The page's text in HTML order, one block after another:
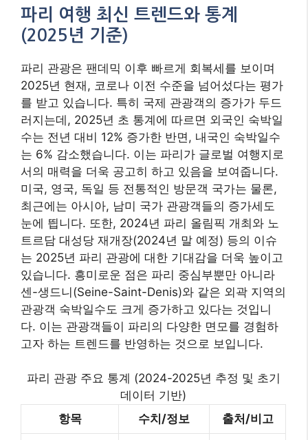
파리 여행 최신 트렌드와 통계
(2025년 기준)
파리 관광은 팬데믹 이후 빠르게 회복세를 보이며
2025년 현재, 코로나 이전 수준을 넘어섰다는 평가
를 받고 있습니다. 특히 국제 관광객의 증가가 두드
러지는데, 2025년 초 통계에 따르면 외국인 숙박일
수는 전년 대비 12% 증가한 반면, 내국인 숙박일수
는 6% 감소했습니다. 이는 파리가 글로벌 여행지로
서의 매력을 더욱 공고히 하고 있음을 보여줍니다.
미국, 영국, 독일 등 전통적인 방문객 국가는 물론,
최근에는 아시아, 남미 국가 관광객들의 증가세도
눈에 띕니다. 또한, 2024년 파리 올림픽 개최와 노
트르담 대성당 재개장(2024년 말 예정) 등의 이슈
는 2025년 파리 관광에 대한 기대감을 더욱 높이고
있습니다. 흥미로운 점은 파리 중심부뿐만 아니라
센-생드니(Seine-Saint-Denis)와 같은 외곽 지역의
관광객 숙박일수도 크게 증가하고 있다는 것입니
다. 이는 관광객들이 파리의 다양한 면모를 경험하
고자 하는 트렌드를 반영하는 것으로 보입니다.
파리 관광 주요 통계 (2024-2025년 추정 및 초기
데이터 기반)
항목
수치/정보 출처/비고